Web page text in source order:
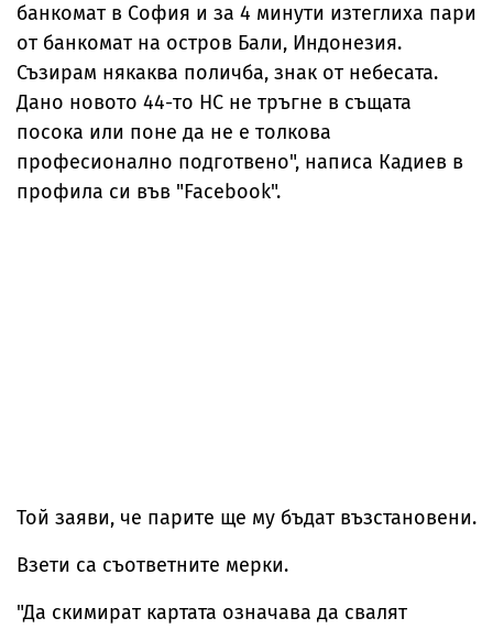
банкомат в София и за 4 минути изтеглиха пари
от банкомат на остров Бали, Индонезия.
Съзирам някаква поличба, знак от небесата.
Дано новото 44-то НС не тръгне в същата
посока или поне да не е толкова
професионално подготвено", написа Кадиев в
профила си във "Facebook".
Той заяви, че парите ще му бъдат възстановени.
Взети са съответните мерки.
"Да скимират картата означава да свалят